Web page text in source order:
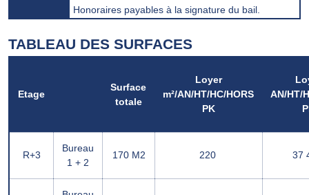
Honoraires payables à la signature du bail.
TABLEAU DES SURFACES
Etage
Surface
totale
Loyer
m²/AN/HT/HC/HORS
PK
AN/HT/
R+3
Bureau
1 + 2
170 M2 220  37